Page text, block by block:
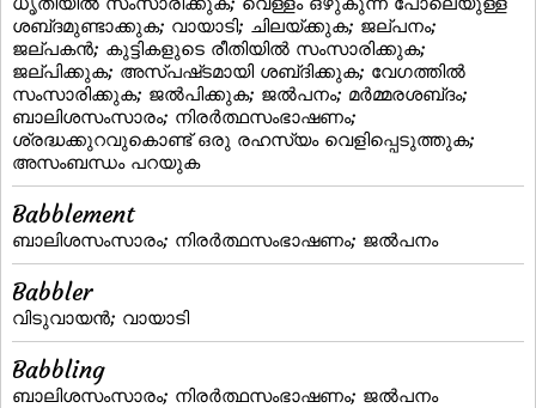
ശബ്‌ദമുണ്ടാക്കുക; വായാടി; ചിലയ്‌ക്കുക; ജല്‌പനം;
ജല്‌പകന്‍; കുട്ടികളുടെ രീതിയില്‍ സംസാരിക്കുക;
ജല്‌പിക്കുക; അസ്‌പഷ്‌ടമായി ശബ്‌ദിക്കുക; വേഗത്തില്‍
സംസാരിക്കുക; ജല്‍പിക്കുക; ജല്‍പനം; മര്‍മ്മരശബ്‌ദം;
ബാലിശസംസാരം; നിരര്‍ത്ഥസംഭാഷണം;
ശ്രദ്ധക്കുറവുകൊണ്ട്‌ ഒരു രഹസ്യം വെളിപ്പെടുത്തുക;
അസംബന്ധം പറയുക
Babblement
ബാലിശസംസാരം; നിരര്‍ത്ഥസംഭാഷണം; ജല്‍പനം
Babbler
വിടുവായന്‍; വായാടി
Babbling
ബാലിശസംസാരം; നിരര്‍ത്ഥസംഭാഷണം; ജല്‍പനം